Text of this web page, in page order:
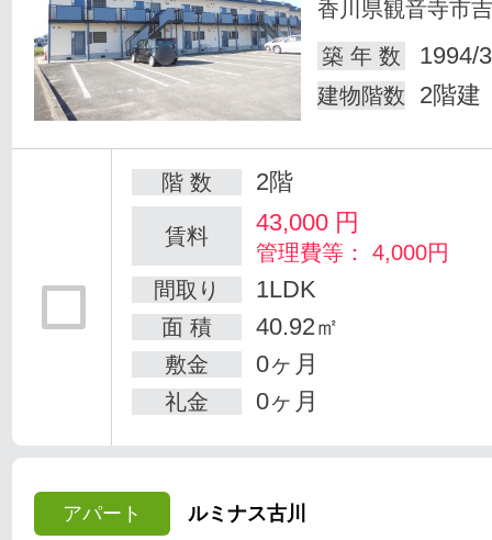
香川県観音寺市
築 年 数
1994/
建物階数 2階建
階 数 2階
賃料 43,000 円
管理費等： 4,000円
間取り
1LDK
面 積 40.92㎡
敷金 0ヶ月
礼金 0ヶ月
アパート ルミナス古川